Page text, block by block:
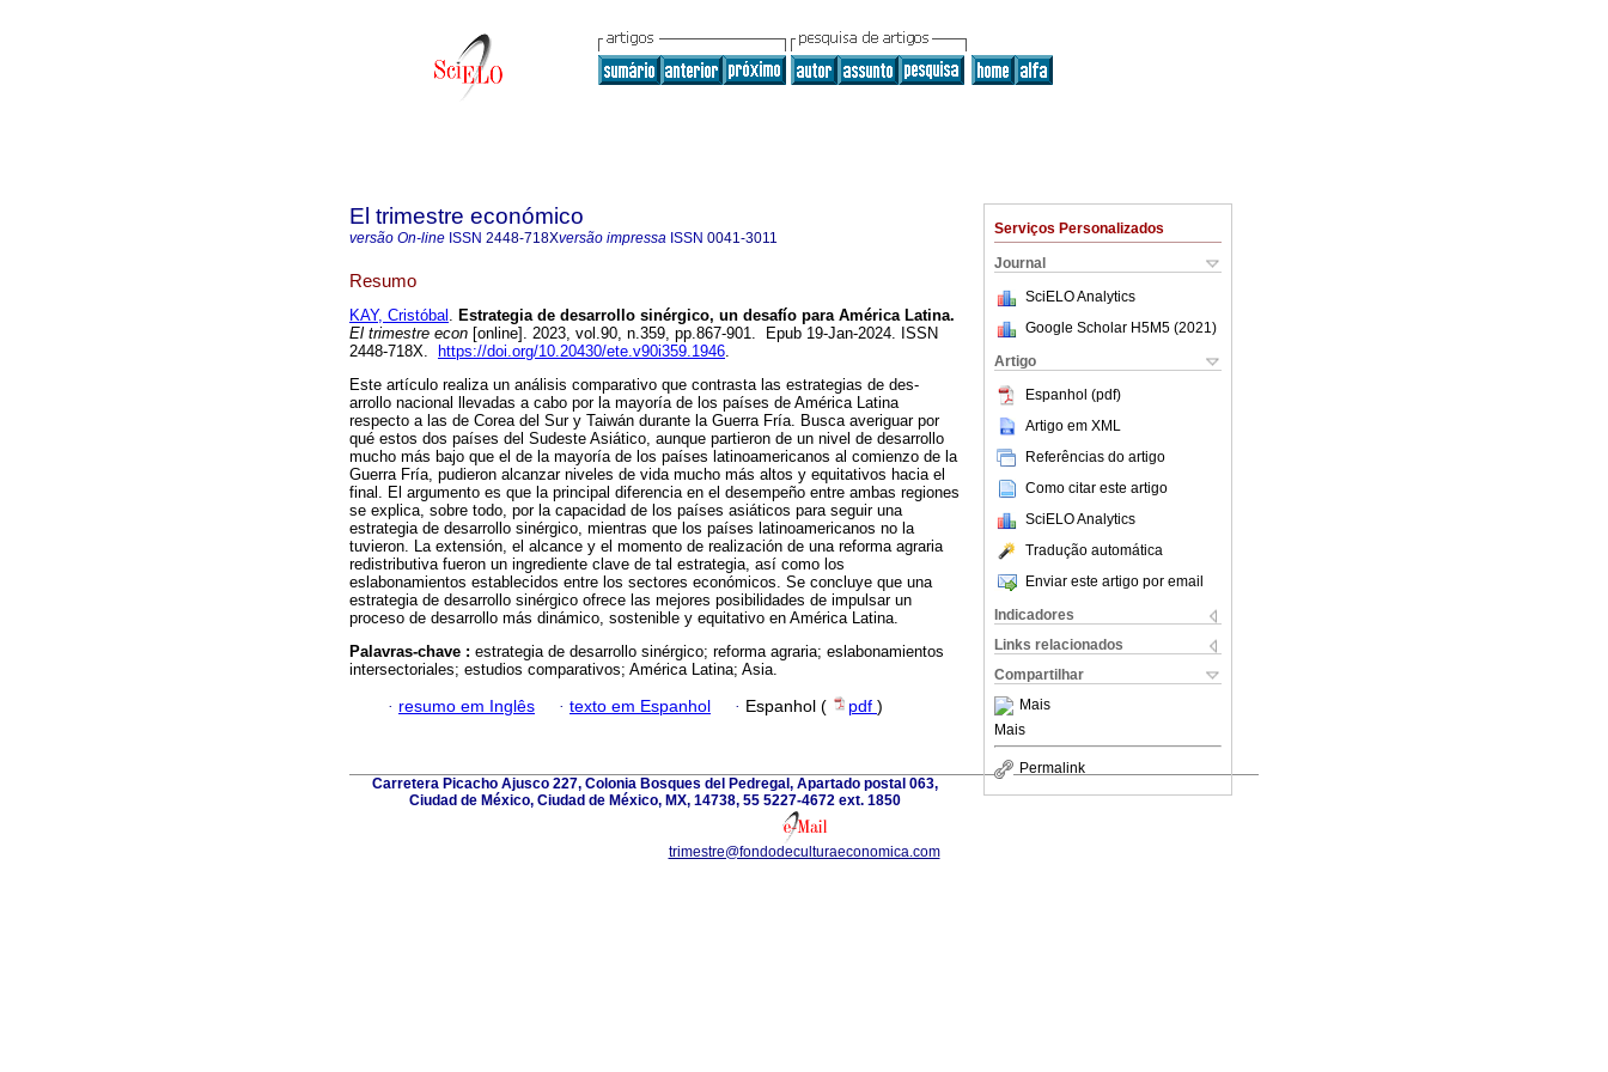
Serviços Personalizados
Journal
SciELO Analytics
Google Scholar H5M5 (2021 )
Artigo
Espanhol (pdf)
Artigo em XML
Referências do artigo
Como citar este artigo
SciELO Analytics
Tradução automática
Enviar este artigo por email
Indicadores
Links relacionados
Compartilhar
Mais
Mais
Permalink
El trimestre económico
versão On-line ISSN 2448-718Xversão impressa ISSN 0041-3011
Resumo
KAY, Cristóbal . Estrategia de desarrollo sinérgico, un desafío para América Latina.
El trimestre econ [online]. 2023, vol.90, n.359, pp.867-901. Epub 19-Jan-2024. ISSN
2448-718X.
https://doi.org/10.20430/ete.v90i359.1946.
Este artículo realiza un análisis comparativo que contrasta las estrategias de des­
arrollo nacional llevadas a cabo por la mayoría de los países de América Latina
respecto a las de Corea del Sur y Taiwán durante la Guerra Fría. Busca averiguar por
qué estos dos países del Sudeste Asiático, aunque partieron de un nivel de desarrollo
mucho más bajo que el de la mayoría de los países latinoamericanos al comienzo de la
Guerra Fría, pudieron alcanzar niveles de vida mucho más altos y equitativos hacia el
final. El argumento es que la principal diferencia en el desempeño entre ambas regiones
se explica, sobre todo, por la capacidad de los países asiáticos para seguir una
estrategia de desarrollo sinérgico, mientras que los países latinoamericanos no la
tuvieron. La extensión, el alcance y el momento de realización de una reforma agraria
redistributiva fueron un ingrediente clave de tal estrategia, así como los
eslabonamientos establecidos entre los sectores económicos. Se concluye que una
estrategia de desarrollo sinérgico ofrece las mejores posibilidades de impulsar un
proceso de desarrollo más dinámico, sostenible y equitativo en América Latina.
Palavras-chave : estrategia de desarrollo sinérgico; reforma agraria; eslabonamientos
intersectoriales; estudios comparativos; América Latina; Asia.
· resumo em Inglês · texto em Espanhol · Espanhol ( pdf )
Carretera Picacho Ajusco 227, Colonia Bosques del Pedregal, Apartado postal 063,
Ciudad de México, Ciudad de México, MX, 14738, 55 5227-4672 ext. 1850
trimestre@fondodeculturaeconomica.com